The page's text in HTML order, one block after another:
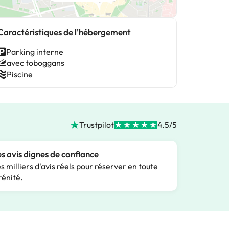
de l'hébergement
Parking interne
avec toboggans
Piscine
Trustpilot 4.5/5
avis dignes de confiance
milliers d'avis réels pour réserver en toute